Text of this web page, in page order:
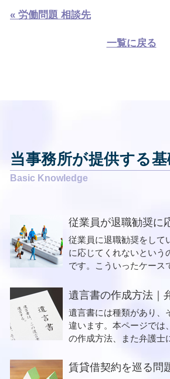
« 労働問題 相談先
一覧に戻る
当事務所が提供する
従業員が退職勧奨に
従業員に退職勧奨をして
に応じてくれないという
です。こういったケー
遺言書の作成方法｜
遺言書には種類があり、
違います。本ページでは
の作成方法、また弁護士
賃貸借契約を巡る問